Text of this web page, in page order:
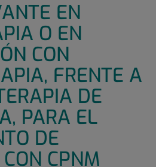
EN
O EN
CON
FRENTE A
DE
PARA EL
DE
CPNM